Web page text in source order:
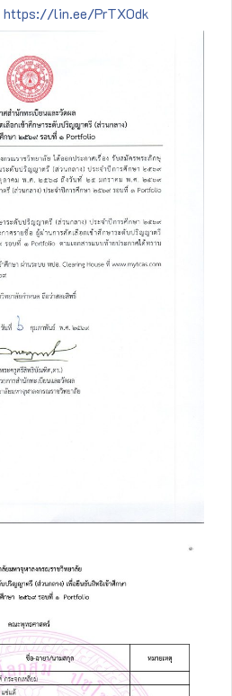
https://lin.ee/PrTX0dk